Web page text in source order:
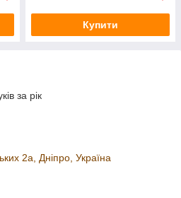
Купити
за рік
2а, Дніпро, Україна